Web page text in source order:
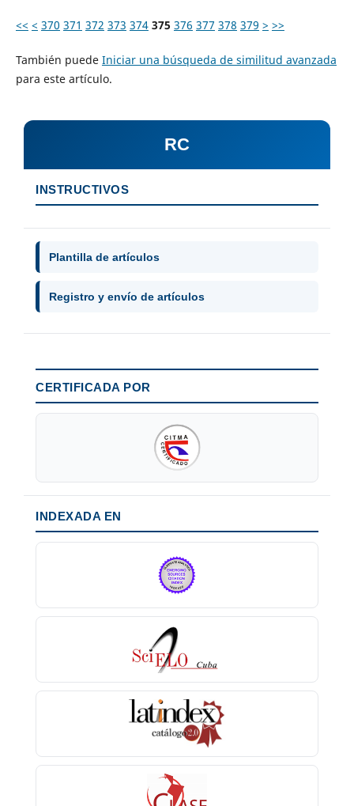
<< < 370 371 372 373 374 375 376 377 378 379 > >>
También puede Iniciar una búsqueda de similitud avanzada
para este artículo.
RC
INSTRUCTIVOS
Plantilla de artículos
Registro y envío de artículos
CERTIFICADA POR
INDEXADA EN